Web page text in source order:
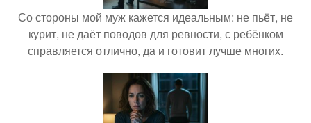
Со стороны мой муж кажется идеальным: не пьёт, не
курит, не даёт поводов для ревности, с ребёнком
справляется отлично, да и готовит лучше многих.